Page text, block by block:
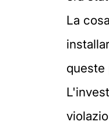
La
queste